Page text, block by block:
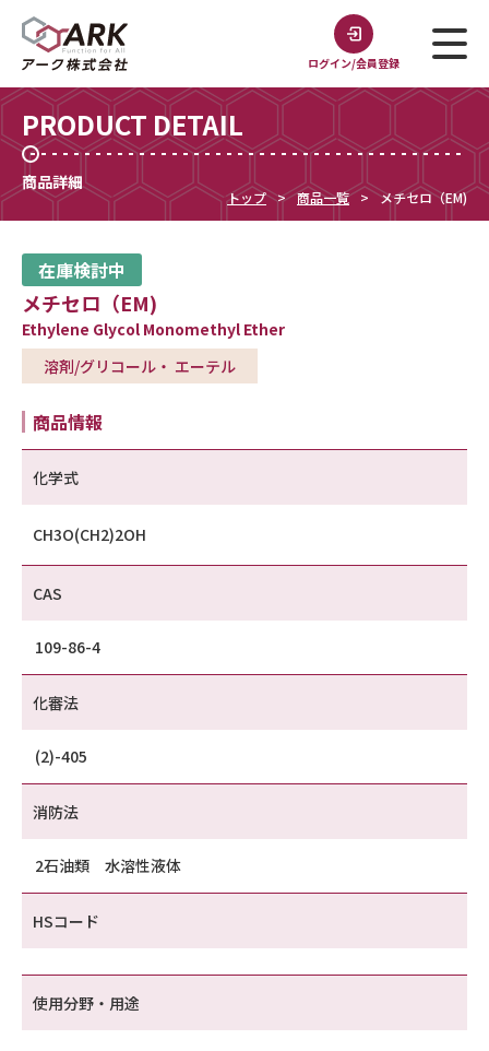
ログイン/会員登録
PRODUCT DETAIL
商品詳細
トップ 商品一覧 メチセロ（EM)
在庫検討中
メチセロ（EM)
Ethylene Glycol Monomethyl Ether
溶剤/グリコール・ エーテル
商品情報
化学式
CH3O(CH2)2OH
CAS
109-86-4
化審法
(2)-405
消防法
2石油類 水溶性液体
HSコード
使用分野・用途